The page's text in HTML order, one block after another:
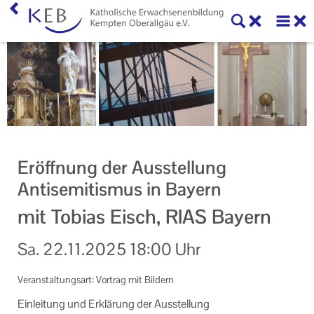
Eröffnung der Ausstellung
Antisemitismus in Bayern
mit Tobias Eisch, RIAS Bayern
Sa. 22.11.2025 18:00 Uhr
Veranstaltungsart: Vortrag mit Bildern
Ein­lei­tung und Er­klä­rung der Aus­stel­lung
Home
KEB Kempten Oberallgäu
Willkommen
Die KEB als e.V.
Veranstaltungen
Eltern-Kind-Gruppen